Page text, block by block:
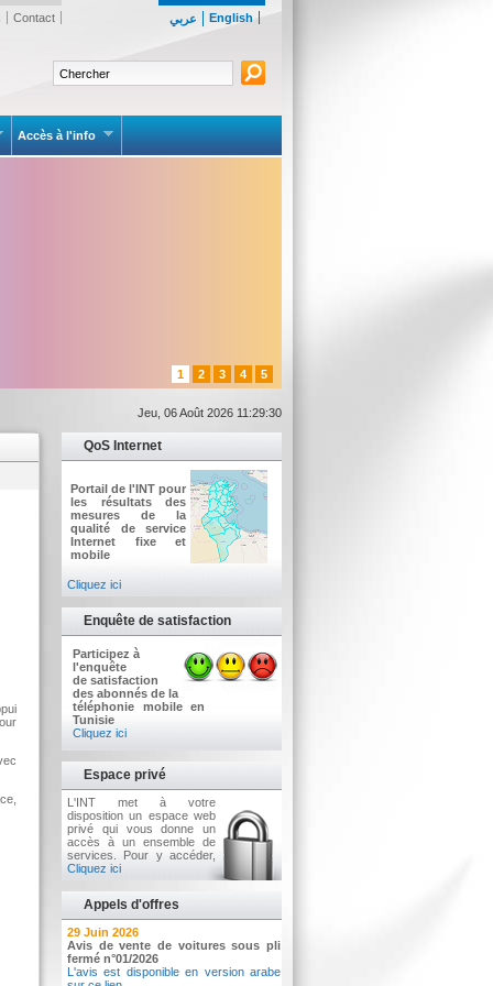
عربي English
Contact
Accès à l'info
1 2 3 4 5
Jeu, 06 Août 2026 11:29:30
QoS Internet
Portail de l'INT pour
les résultats des
mesures de la
qualité de service
Internet fixe et
mobile
Cliquez ici
Enquête de satisfaction
Participez à
l'enquête
de satisfaction
des abonnés de la
téléphonie mobile en
Tunisie
Cliquez ici
Espace privé
L'INT met à votre
disposition un espace web
privé qui vous donne un
accès à un ensemble de
services. Pour y accéder,
Cliquez ici
Appels d'offres
2 Juillet 2026
Avis d'appel d'offres n°3/2026
Acquisition d’équipements informatiques
29 Juin 2026
Avis de vente de voitures sous pli
fermé n°01/2026
L'avis est disponible en version arabe